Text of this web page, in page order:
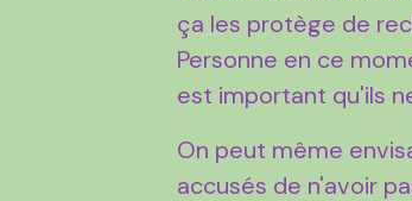
ça les protège de
Personne en ce
est important qu'ils
On peut même
accusés de n'avoir